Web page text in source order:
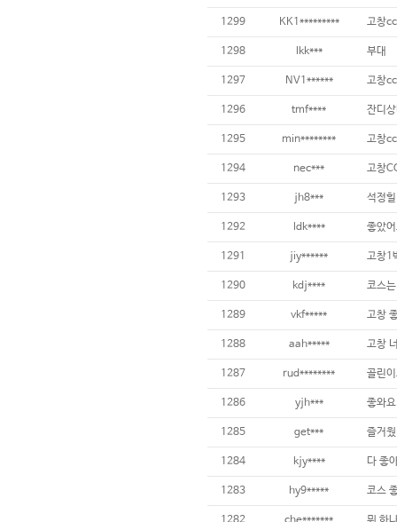
1299 KK1********* 고창
1298 lkk*** 부대
1297 NV1****** 고창
1296 tmf**** 잔디
1295 min********
1294 nec***
1293 jh8*** 석정
1292 ldk**** 좋았
1291 jiy****** 고창1
1290 kdj****
1289 vkf***** 고창
1288 aah***** 고창
1287 rud******** 골린
1286 yjh*** 좋와
1285 get***
1284 kjy**** 다 좋
1283 hy9***** 코스